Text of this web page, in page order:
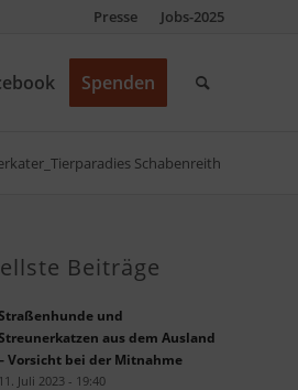
Presse Jobs-2025
Spenden
Schabenreith
Beiträge
und
aus dem Ausland
Vorsicht bei der Mitnahme
11. Juli 2023 - 19:40